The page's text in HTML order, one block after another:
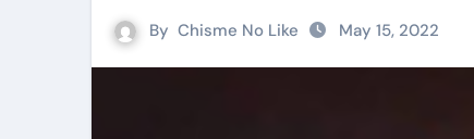
By Chisme No Like May 15, 2022